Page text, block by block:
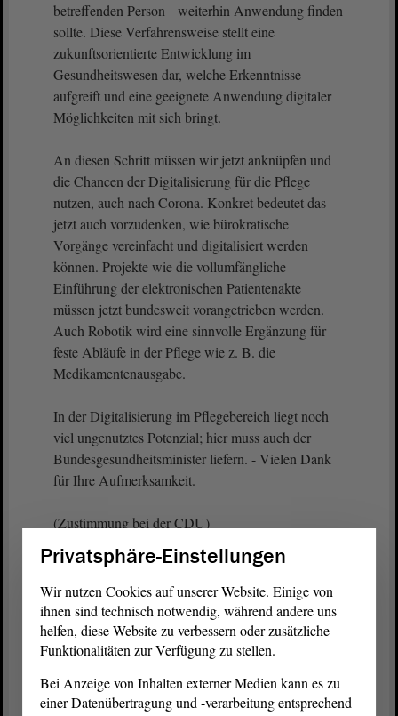
betreffenden Person weiterhin Anwendung finden
sollte. Diese Verfahrensweise stellt eine
zukunftsorientierte Entwicklung im
Gesundheitswesen dar, welche Erkenntnisse
aufgreift und eine geeignete Anwendung digitaler
Möglichkeiten mit sich bringt.
An diesen Schritt müssen wir jetzt anknüpfen und
die Chancen der Digitalisierung für die Pflege
nutzen, auch nach Corona. Konkret bedeutet das
jetzt auch vorzudenken, wie bürokratische
Vorgänge vereinfacht und digitalisiert werden
können. Projekte wie die vollumfängliche
Einführung der elektronischen Patientenakte
müssen jetzt bundesweit vorangetrieben werden.
Auch Robotik wird eine sinnvolle Ergänzung für
feste Abläufe in der Pflege wie z. B. die
Medikamentenausgabe.
In der Digitalisierung im Pflegebereich liegt noch
viel ungenutztes Potenzial; hier muss auch der
Bundesgesundheitsminister liefern. - Vielen Dank
für Ihre Aufmerksamkeit.
(Zustimmung bei der CDU)
Vizepräsident Wulf Gallert:
Herr Pott, es gibt eine Frage von Frau Anger.
Wollen Sie diese beantworten?
Privatsphäre-Einstellungen
Wir nutzen Cookies auf unserer Website. Einige von
ihnen sind technisch notwendig, während andere uns
helfen, diese Website zu verbessern oder zusätzliche
Funktionalitäten zur Verfügung zu stellen.
Bei Anzeige von Inhalten externer Medien kann es zu
einer Datenübertragung und -verarbeitung entsprechend